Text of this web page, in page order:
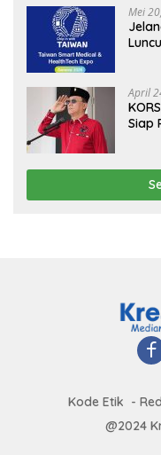
Mei
April
Siap
Kode Etik
@2024